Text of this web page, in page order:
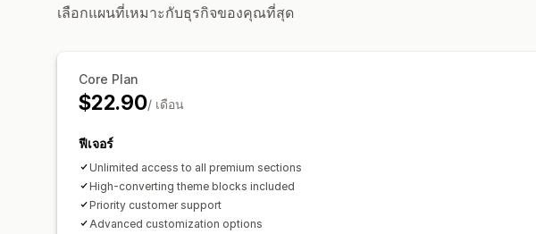
เลือกแผนที่เหมาะกับธุรกิจของคุณที่สุด
Core Plan
$22.90/ เดือน
ฟีเจอร์
Unlimited access to all premium sections
High-converting theme blocks included
Priority customer support
Advanced customization options